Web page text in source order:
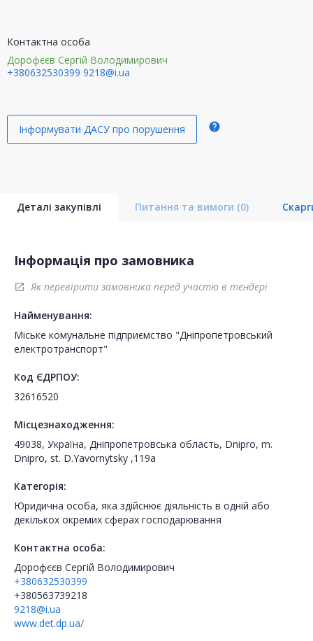
Контактна особа
Дорофєєв Сергій Володимирович
+380632530399 9218@i.ua
Інформувати ДАСУ про порушення help
Деталі закупівлі Питання та вимоги (0)
Інформація про замовника
open_in_new Як перевірити замовника перед участю в тендері
Найменування:
Міське комунальне підприємство "Дніпропетровський
електротранспорт"
Код ЄДРПОУ:
32616520
Місцезнаходження:
49038, Україна, Дніпропетровська область, Dnipro, m.
Dnipro, st. D.Yavornytsky ,119a
Категорія:
Юридична особа, яка здійснює діяльність в одній або
декількох окремих сферах господарювання
Контактна особа:
Дорофєєв Сергій Володимирович
+380632530399
+380563739218
9218@i.ua
www.det.dp.ua/